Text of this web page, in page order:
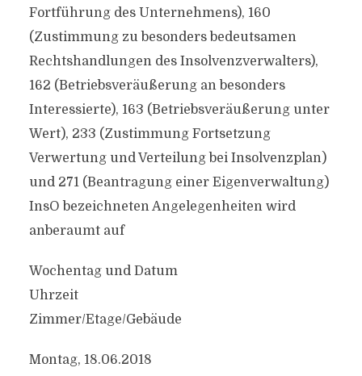
Fortführung des Unternehmens), 160
(Zustimmung zu besonders bedeutsamen
Rechtshandlungen des Insolvenzverwalters),
162 (Betriebsveräußerung an besonders
Interessierte), 163 (Betriebsveräußerung unter
Wert), 233 (Zustimmung Fortsetzung
Verwertung und Verteilung bei Insolvenzplan)
und 271 (Beantragung einer Eigenverwaltung)
InsO bezeichneten Angelegenheiten wird
anberaumt auf
Wochentag und Datum
Uhrzeit
Zimmer/Etage/Gebäude
Montag, 18.06.2018